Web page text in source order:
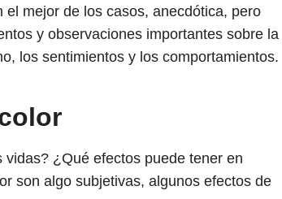
mejor de los casos, anecdótica, pero
y observaciones importantes sobre la
los sentimientos y los comportamientos.
¿Qué efectos puede tener en
son algo subjetivas, algunos efectos de